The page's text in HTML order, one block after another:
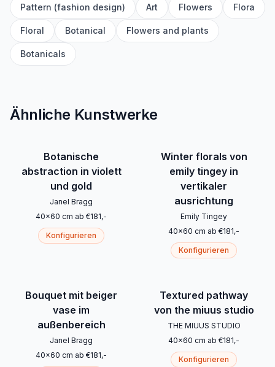
Pattern (fashion design) Art Flowers Flora
Floral Botanical Flowers and plants
Botanicals
Ähnliche Kunstwerke
Botanische
abstraction in violett
und gold
Janel Bragg
40x60 cm ab €181,-
Konfigurieren
Winter florals von
emily tingey in
vertikaler
ausrichtung
Emily Tingey
40x60 cm ab €181,-
Konfigurieren
Bouquet mit beiger
vase im
außenbereich
Janel Bragg
40x60 cm ab €181,-
Textured pathway
von the miuus studio
THE MIUUS STUDIO
40x60 cm ab €181,-
Konfigurieren